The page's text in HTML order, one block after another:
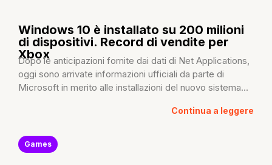
Windows 10 è installato su 200 milioni
di dispositivi. Record di vendite per
Xbox
Dopo le anticipazioni fornite dai dati di Net Applications,
oggi sono arrivate informazioni ufficiali da parte di
Microsoft in merito alle installazioni del nuovo sistema...
Continua a leggere
Games